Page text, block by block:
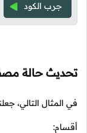
جرب الكود
تحديث حالة
في المثال التالي،
أقسام: